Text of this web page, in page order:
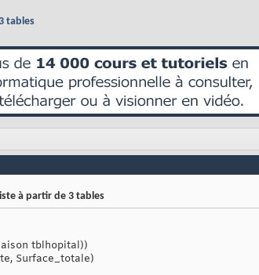
tables
à partir de 3 tables
tblhopital))
Surface_totale)